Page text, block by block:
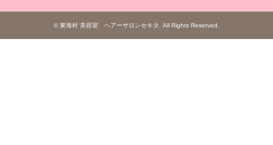
©東海村 美容室 ヘアーサロンセキタ . All Rights Reserved.